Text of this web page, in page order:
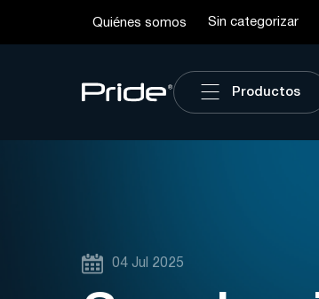
Quiénes somos Sin categorizar
Productos
04 Jul 2025